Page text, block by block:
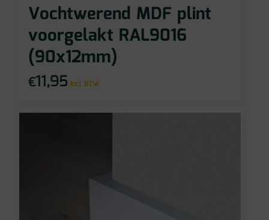
Vochtwerend MDF plint
voorgelakt RAL9016
(90x12mm)
€11,95 incl BTW